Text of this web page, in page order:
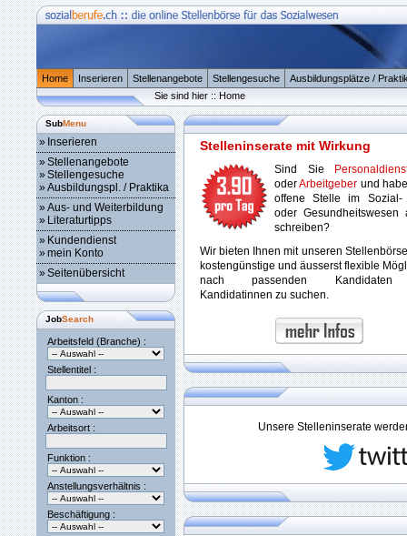
Home Inserieren Stellenangebote Stellengesuche
Ausbildungsplätze /
Sie sind hier :: Home
SubMenu
» Inserieren
»Stellenangebote
»Stellengesuche
»Ausbildungspl. / Praktika
»Aus- und Weiterbildung
» Literaturtipps
» Kundendienst
»mein Konto
»Seitenübersicht
JobSearch
Arbeitsfeld (Branche) :
Stellentitel :
Kanton :
Arbeitsort :
Funktion :
Anstellungsverhältnis :
Beschäftigung :
Stelleninserate mit Wirkung
Sind Sie
oderArbeitgeber und
offene Stelle im
oder Gesundheitswesen
schreiben?
Wir bieten Ihnen mit unseren
kostengünstige und äusserst flexible
nach passenden
Kandidatinnen zu suchen.
Unsere Stelleninserate